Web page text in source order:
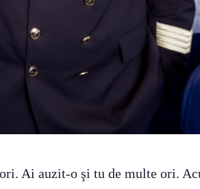
Ai auzit-o şi tu de multe ori.